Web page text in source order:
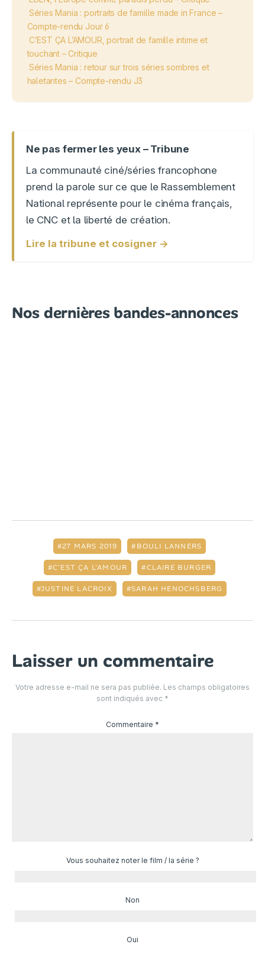
Séries Mania : portraits de famille made in France –
Compte-rendu Jour 6
C’EST ÇA L’AMOUR, portrait de famille intime et
touchant – Critique
Séries Mania : retour sur trois séries sombres et
haletantes – Compte-rendu J3
Ne pas fermer les yeux – Tribune
La communauté ciné/séries francophone
prend la parole sur ce que le Rassemblement
National représente pour le cinéma français,
le CNC et la liberté de création.
Lire la tribune et cosigner →
Nos dernières bandes-annonces
27 MARS 2019 BOULI LANNERS
C'EST ÇA L'AMOUR CLAIRE BURGER
JUSTINE LACROIX SARAH HENOCHSBERG
Laisser un commentaire
Votre adresse e-mail ne sera pas publiée. Les champs obligatoires
sont indiqués avec *
Commentaire *
Vous souhaitez noter le film / la série ?
Non
Oui